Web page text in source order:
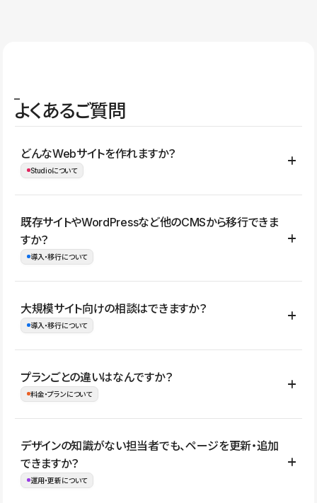
よくあるご質問
どんなWebサイトを作れますか？
Studioについて
コーポレートサイト、サービスサイト、LP、採用サイト、ブロ
グ・メディア、イベントサイト、店舗・商品紹介サイト、ポートフ
ォリオなど幅広く制作できます。
既存サイトやWordPressなど他のCMSから移行できま
すか？
導入・移行について
はい。既存サイトの構成やコンテンツ、URLを整理したうえで、
Studio上に再構築する形で移行できます。 WordPressの場合は、
イト全体のデザインや設定がそのまま移行されるわけではないた
め、移行後にページ構成やデザイン、CMS設計、URL・リダイレク
大規模サイト向けの相談はできますか？
導入・移行について
はい。アクセス規模が大きいサイトや、複数部門での運用、権限管
理、セキュリティ確認、既存システムとの連携など、個別の要件が
ない段階でも、お問い合わせください。
お問合せはこちら
プランごとの違いはなんですか？
料金・プランについて
公開ページ数、バージョン履歴の期間、CMS利用数の上限、権限
管理の有無などがプランごとに異なります。詳しくは料金プランペ
ージをご覧ください。
デザインの知識がない担当者でも、ページを更新・追加
できますか？
運用・更新について